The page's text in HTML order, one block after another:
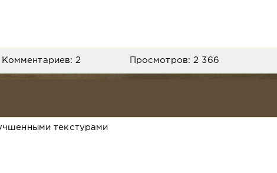
Комментариев: 2 Просмотров: 2 366
текстурами